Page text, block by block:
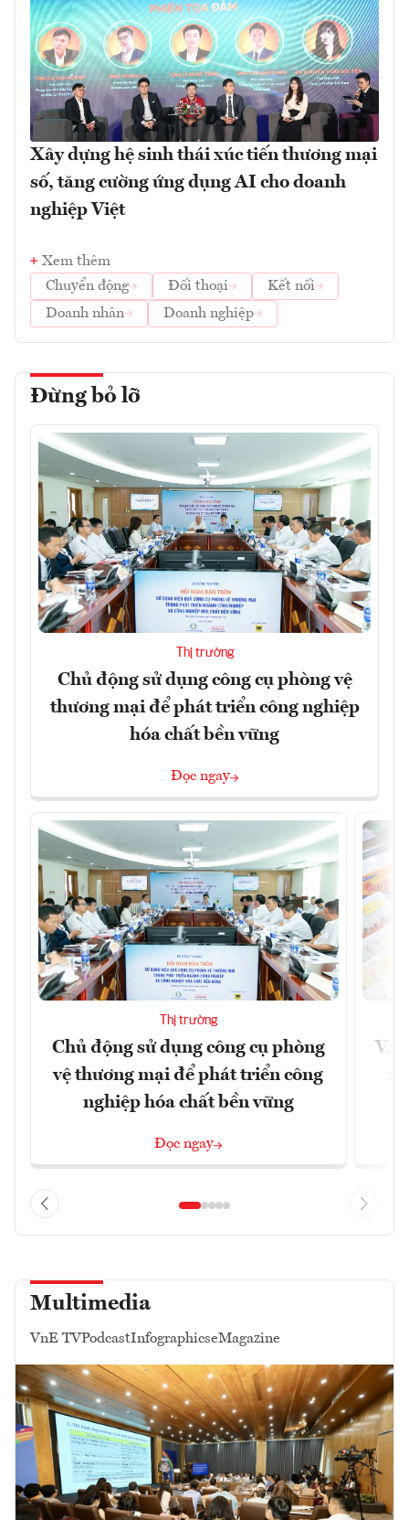
Xây dựng hệ sinh thái xúc tiến thương mại
số, tăng cường ứng dụng AI cho doanh
nghiệp Việt
Xem thêm
Chuyển động
Đối thoại
Kết nối
Doanh nhân
Doanh nghiệp
Đừng bỏ lỡ
Thị trường
Chủ động sử dụng công cụ phòng vệ
thương mại để phát triển công nghiệp
hóa chất bền vững
Đọc ngay
Thị trường
Chủ động sử dụng công cụ phòng
vệ thương mại để phát triển công
nghiệp hóa chất bền vững
Đọc ngay
Multimedia
VnE TVPodcastInfographicseMagazine